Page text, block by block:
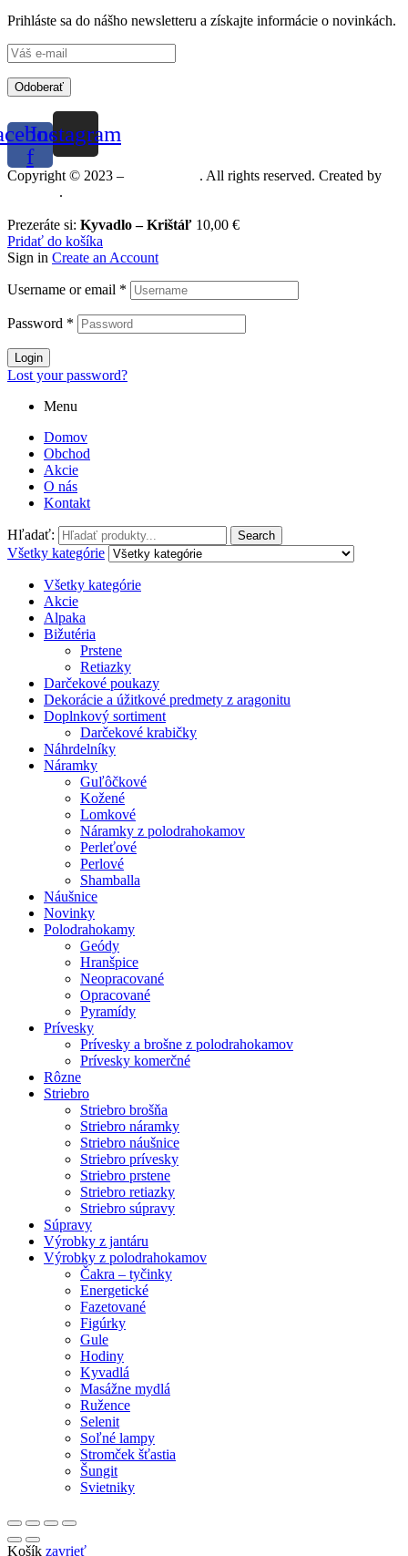
Prihláste sa do nášho newsletteru a získajte informácie o novinkách.
Odoberať
f
Instagram
Copyright © 2023 –
. All rights reserved. Created by
.
Prezeráte si: Kyvadlo – Krištáľ 10,00 €
Pridať do košíka
Sign in Create an Account
Username or email *
Password *
Login
Lost your password?
Menu
Domov
Obchod
Akcie
O nás
Kontakt
Hľadať: Search
Všetky kategórie
Všetky kategórie
Akcie
Alpaka
Bižutéria
Prstene
Retiazky
Darčekové poukazy
Dekorácie a úžitkové predmety z aragonitu
Doplnkový sortiment
Darčekové krabičky
Náhrdelníky
Náramky
Guľôčkové
Kožené
Lomkové
Náramky z polodrahokamov
Perleťové
Perlové
Shamballa
Náušnice
Novinky
Polodrahokamy
Geódy
Hranšpice
Neopracované
Opracované
Pyramídy
Prívesky
Prívesky a brošne z polodrahokamov
Prívesky komerčné
Rôzne
Striebro
Striebro brošňa
Striebro náramky
Striebro náušnice
Striebro prívesky
Striebro prstene
Striebro retiazky
Striebro súpravy
Súpravy
Výrobky z jantáru
Výrobky z polodrahokamov
Čakra – tyčinky
Energetické
Fazetované
Figúrky
Gule
Hodiny
Kyvadlá
Masážne mydlá
Ružence
Selenit
Soľné lampy
Stromček šťastia
Šungit
Svietniky
Košík zavrieť